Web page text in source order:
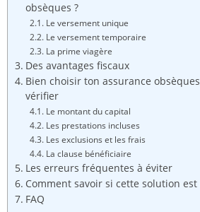
obsèques ?
Le versement unique
Le versement temporaire
La prime viagère
Des avantages fiscaux
Bien choisir ton assurance
vérifier
Le montant du capital
Les prestations incluses
Les exclusions et les frais
La clause bénéficiaire
Les erreurs fréquentes à éviter
Comment savoir si cette solution
FAQ